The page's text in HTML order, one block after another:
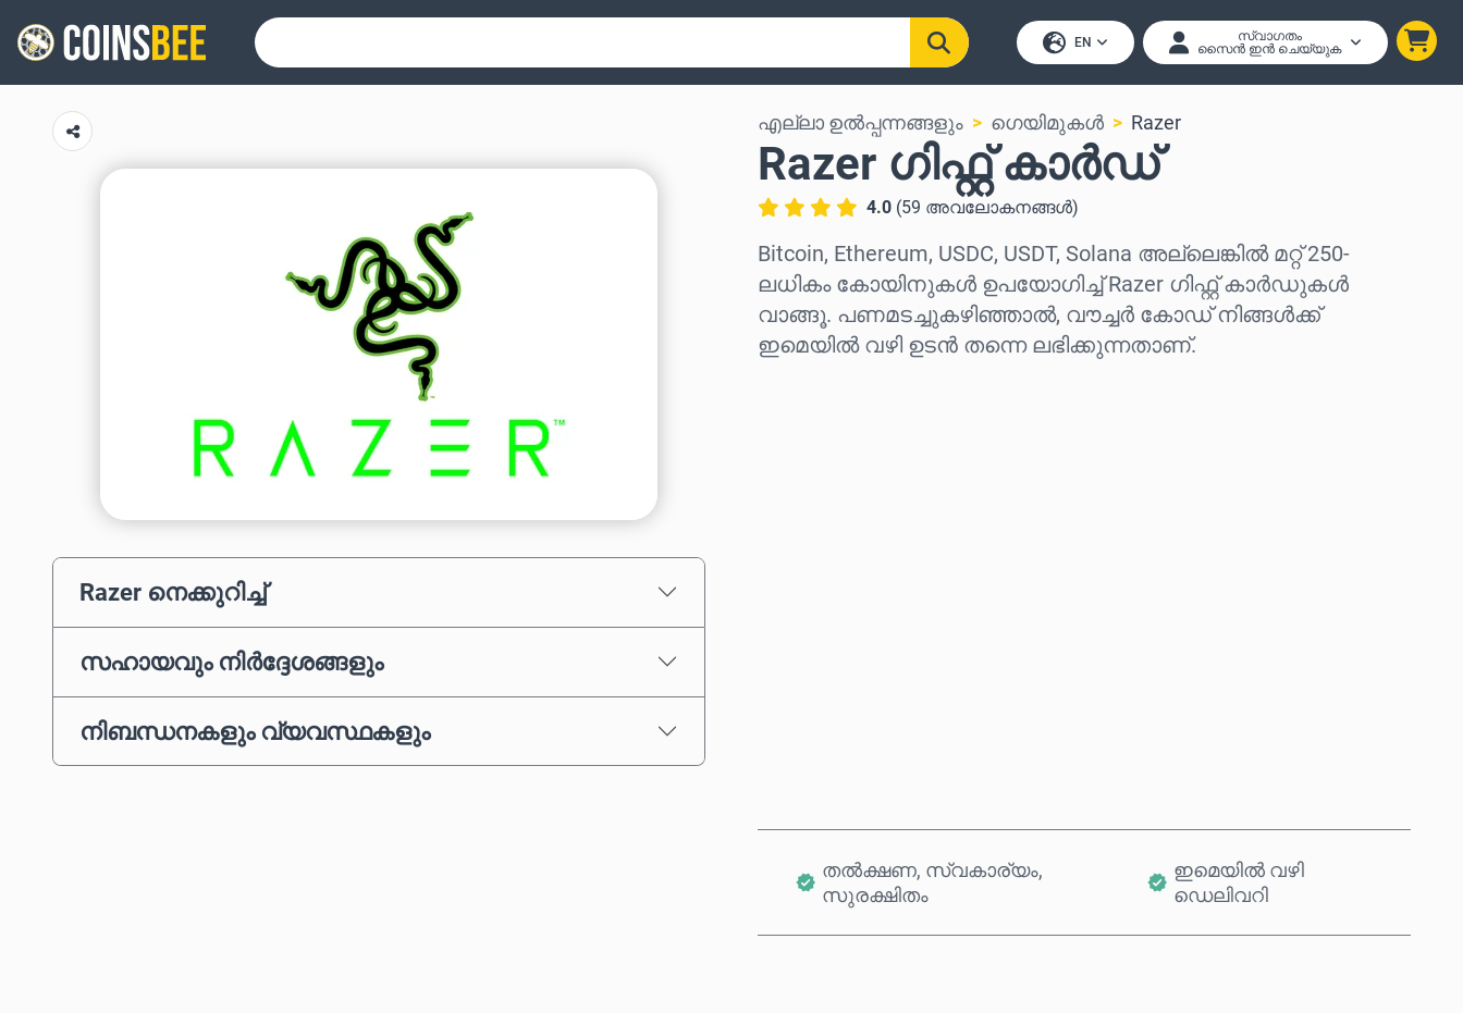
EN
സ്വാഗതം
സൈൻ ഇൻ ചെയ്യുക
Razer നെക്കുറിച്ച്
സഹായവും നിർദ്ദേശങ്ങളും
നിബന്ധനകളും വ്യവസ്ഥകളും
എല്ലാ ഉൽപ്പന്നങ്ങളും ഗെയിമുകൾ Razer
Razer ഗിഫ്റ്റ് കാർഡ്
4.0 (59 അവലോകനങ്ങൾ)
Bitcoin, Ethereum, USDC, USDT, Solana അല്ലെങ്കിൽ മറ്റ് 250-
ലധികം കോയിനുകൾ ഉപയോഗിച്ച് Razer ഗിഫ്റ്റ് കാർഡുകൾ
വാങ്ങൂ. പണമടച്ചുകഴിഞ്ഞാൽ, വൗച്ചർ കോഡ് നിങ്ങൾക്ക്
ഇമെയിൽ വഴി ഉടൻ തന്നെ ലഭിക്കുന്നതാണ്.
തൽക്ഷണ, സ്വകാര്യം,
സുരക്ഷിതം
ഇമെയിൽ വഴി
ഡെലിവറി